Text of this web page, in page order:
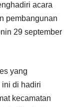
acara
pembangunan
29 september
yang
di hadiri
kecamatan